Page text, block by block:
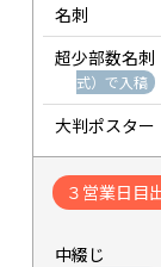
名刺
超少部数名刺
式）で入稿
大判ポスター
３営業日目
中綴じ